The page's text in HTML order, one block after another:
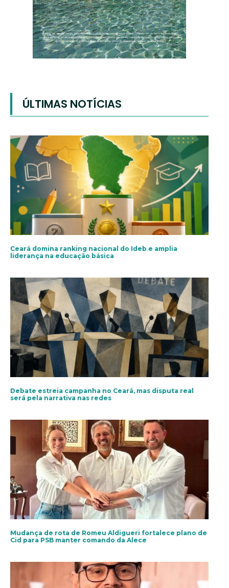
ÚLTIMAS NOTÍCIAS
Ceará domina ranking nacional do Ideb e amplia
liderança na educação básica
Debate estreia campanha no Ceará, mas disputa real
será pela narrativa nas redes
Mudança de rota de Romeu Aldigueri fortalece plano de
Cid para PSB manter comando da Alece